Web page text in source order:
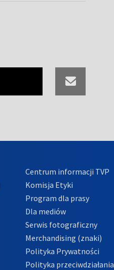
Centrum informacji TVP
Komisja Etyki
Program dla prasy
Dla mediów
Serwis fotograficzny
Merchandising (znaki)
Polityka Prywatności
Polityka przeciwdziałania